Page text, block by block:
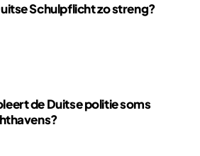
Schulpflicht zo streng?
de Duitse politie soms